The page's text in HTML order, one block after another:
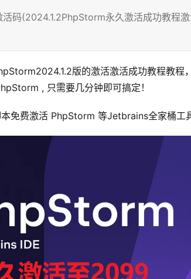
码(2024.1.2PhpStorm永久激活成功教程
版的激活激活成功教程教程
, 只需要几分钟即可搞定！
免费激活 PhpStorm 等Jetbrains全家桶工